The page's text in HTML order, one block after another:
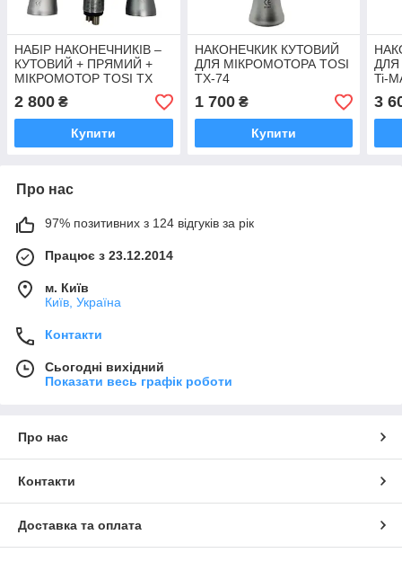
НАБІР НАКОНЕЧНИКІВ –
КУТОВИЙ + ПРЯМИЙ +
МІКРОМОТОР TOSI TX
414
2 800 ₴
Купити
НАКОНЕЧКИК КУТОВИЙ
ДЛЯ МІКРОМОТОРА TOSI
TX-74
1 700₴
Купити
ДЛЯ
Ti-
3
Про нас
97% позитивних з 124 відгуків за рік
Працює з 23.12.2014
м. Київ
Київ, Україна
Контакти
Сьогодні вихідний
Показати весь графік роботи
Про нас
Контакти
Доставка та оплата